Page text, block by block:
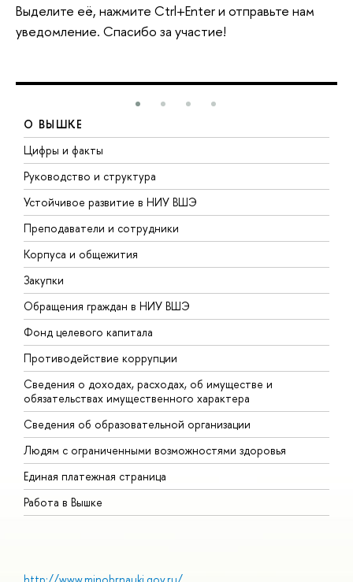
Выделите её, нажмите Ctrl+Enter и отправьте нам
уведомление. Спасибо за участие!
О ВЫШКЕ
Цифры и факты
Руководство и структура
Устойчивое развитие в НИУ ВШЭ
Преподаватели и сотрудники
Корпуса и общежития
Закупки
Обращения граждан в НИУ ВШЭ
Фонд целевого капитала
Противодействие коррупции
Сведения о доходах, расходах, об имуществе и
обязательствах имущественного характера
Сведения об образовательной организации
Людям с ограниченными возможностями здоровья
Единая платежная страница
Работа в Вышке